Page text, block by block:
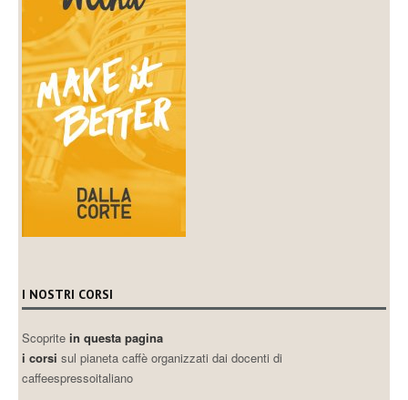
I NOSTRI CORSI
Scopritein questa pagina
i corsi sul pianeta caffè organizzati dai docenti di
caffeespressoitaliano